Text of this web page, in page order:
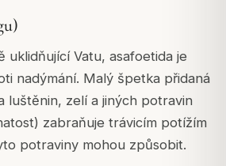
uklidňující Vatu, asafoetida je
nadýmání. Malý špetka přidaná
luštěnin, zelí a jiných potravin
zabraňuje trávicím potížím
potraviny mohou způsobit.